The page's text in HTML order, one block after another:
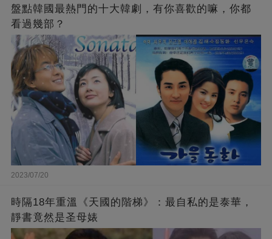
盤點韓國最熱門的十大韓劇，有你喜歡的嘛，你都
看過幾部？
2023/07/20
時隔18年重溫《天國的階梯》：最自私的是泰華，
靜書竟然是圣母婊